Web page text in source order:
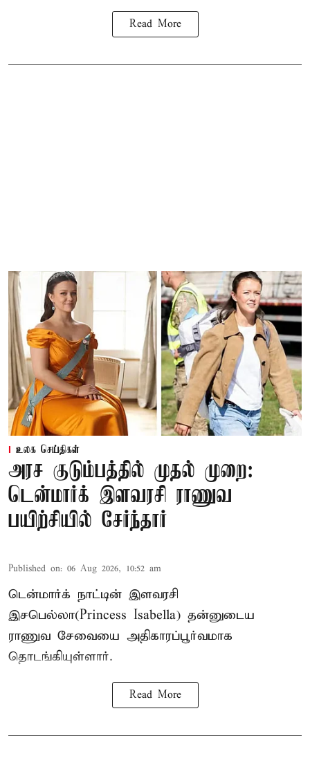
Read More
உலக செய்திகள்
அரச குடும்பத்தில் முதல் முறை:
டென்மார்க் இளவரசி ராணுவ
பயிற்சியில் சேர்ந்தார்
Published on: 06 Aug 2026, 10:52 am
டென்மார்க் நாட்டின் இளவரசி
இசபெல்லா(Princess Isabella) தன்னுடைய
ராணுவ சேவையை அதிகாரப்பூர்வமாக
தொடங்கியுள்ளார்.
Read More